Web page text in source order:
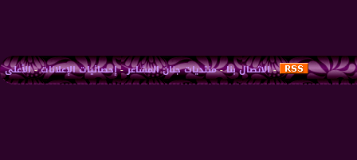
-الاتصال بنا-منتديات جنان المشاعر-إحصائيات الإعلانات-الأعلى